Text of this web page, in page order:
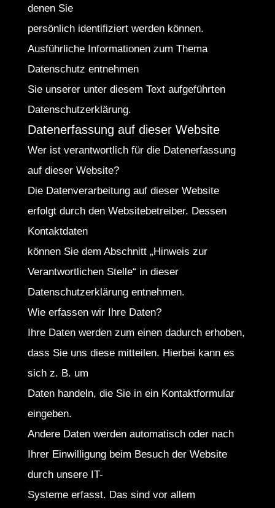
denen Sie
persönlich identifiziert werden können.
Ausführliche Informationen zum Thema
Datenschutz entnehmen
Sie unserer unter diesem Text aufgeführten
Datenschutzerklärung.
Datenerfassung auf dieser Website
Wer ist verantwortlich für die Datenerfassung
auf dieser Website?
Die Datenverarbeitung auf dieser Website
erfolgt durch den Websitebetreiber. Dessen
Kontaktdaten
können Sie dem Abschnitt „Hinweis zur
Verantwortlichen Stelle“ in dieser
Datenschutzerklärung entnehmen.
Wie erfassen wir Ihre Daten?
Ihre Daten werden zum einen dadurch erhoben,
dass Sie uns diese mitteilen. Hierbei kann es
sich z. B. um
Daten handeln, die Sie in ein Kontaktformular
eingeben.
Andere Daten werden automatisch oder nach
Ihrer Einwilligung beim Besuch der Website
durch unsere IT-
Systeme erfasst. Das sind vor allem